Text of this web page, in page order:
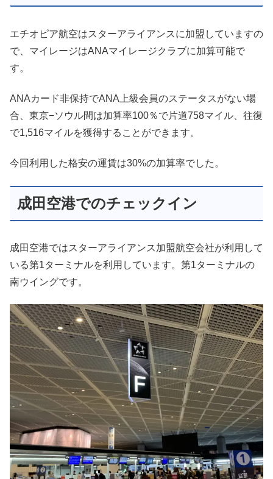
エチオピア航空はスターアライアンスに加盟していますの
で、マイレージはANAマイレージクラブに加算可能で
す。
ANAカード非保持でANA上級会員のステータスがない場
合、東京−ソウル間は加算率100％で片道758マイル、往復
で1,516マイルを獲得することができます。
今回利用した格安の運賃は30%の加算率でした。
成田空港でのチェックイン
成田空港ではスターアライアンス加盟航空会社が利用して
いる第1ターミナルを利用しています。第1ターミナルの
南ウイングです。